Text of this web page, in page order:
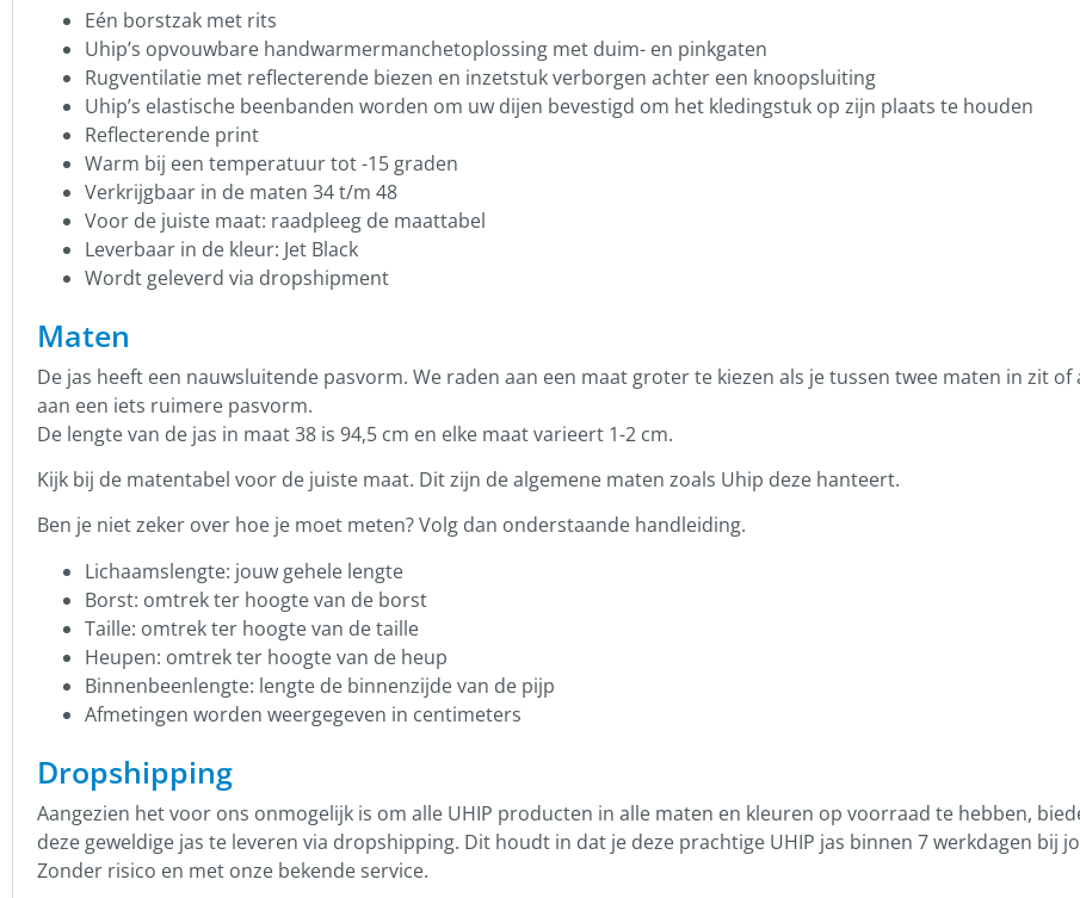
Eén borstzak met rits
Uhip’s opvouwbare handwarmermanchetoplossing met duim- en pinkgaten
Rugventilatie met reflecterende biezen en inzetstuk verborgen achter een knoopsluiting
Uhip’s elastische beenbanden worden om uw dijen bevestigd om het kledingstuk op zijn plaats te houden
Reflecterende print
Warm bij een temperatuur tot -15 graden
Verkrijgbaar in de maten 34 t/m 48
Voor de juiste maat: raadpleeg de maattabel
Leverbaar in de kleur: Jet Black
Wordt geleverd via dropshipment
Maten
De jas heeft een nauwsluitende pasvorm. We raden aan een maat groter te kiezen als je tussen twee maten in zit
aan een iets ruimere pasvorm.
De lengte van de jas in maat 38 is 94,5 cm en elke maat varieert 1-2 cm.
Kijk bij de matentabel voor de juiste maat. Dit zijn de algemene maten zoals Uhip deze hanteert.
Ben je niet zeker over hoe je moet meten? Volg dan onderstaande handleiding.
Lichaamslengte: jouw gehele lengte
Borst: omtrek ter hoogte van de borst
Taille: omtrek ter hoogte van de taille
Heupen: omtrek ter hoogte van de heup
Binnenbeenlengte: lengte de binnenzijde van de pijp
Afmetingen worden weergegeven in centimeters
Dropshipping
Aangezien het voor ons onmogelijk is om alle UHIP producten in alle maten en kleuren op voorraad te hebben,
deze geweldige jas te leveren via dropshipping. Dit houdt in dat je deze prachtige UHIP jas binnen 7 werkdagen bij
Zonder risico en met onze bekende service.